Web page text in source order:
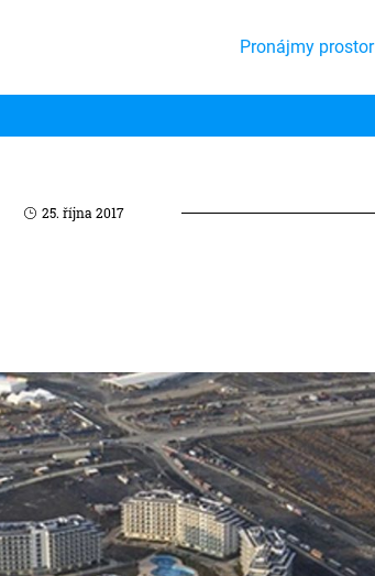
Pronájmy prostor
25. října 2017